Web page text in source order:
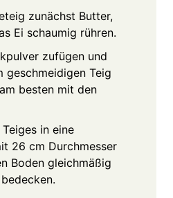
zunächst Butter,
Ei schaumig rühren.
zufügen und
geschmeidigen Teig
besten mit den
in eine
26 cm Durchmesser
Boden gleichmäßig